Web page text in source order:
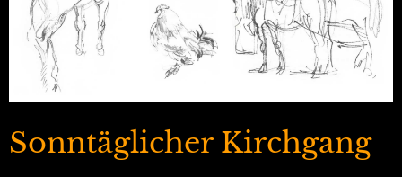
Sonntäglicher Kirchgang